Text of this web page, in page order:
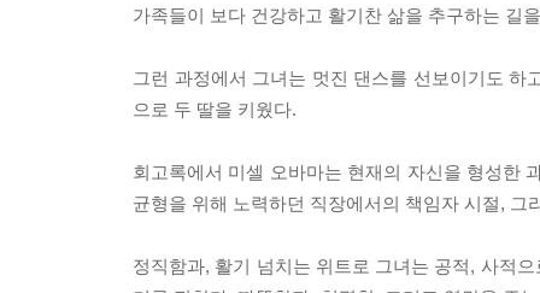
가족들이 보다 건강하고 활기찬 삶을 추구하는 길
그런 과정에서 그녀는 멋진 댄스를 선보이기도
으로 두 딸을 키웠다.
회고록에서 미셀 오바마는 현재의 자신을 형성한
균형을 위해 노력하던 직장에서의 책임자 시절,
정직함과, 활기 넘치는 위트로 그녀는 공적, 사적